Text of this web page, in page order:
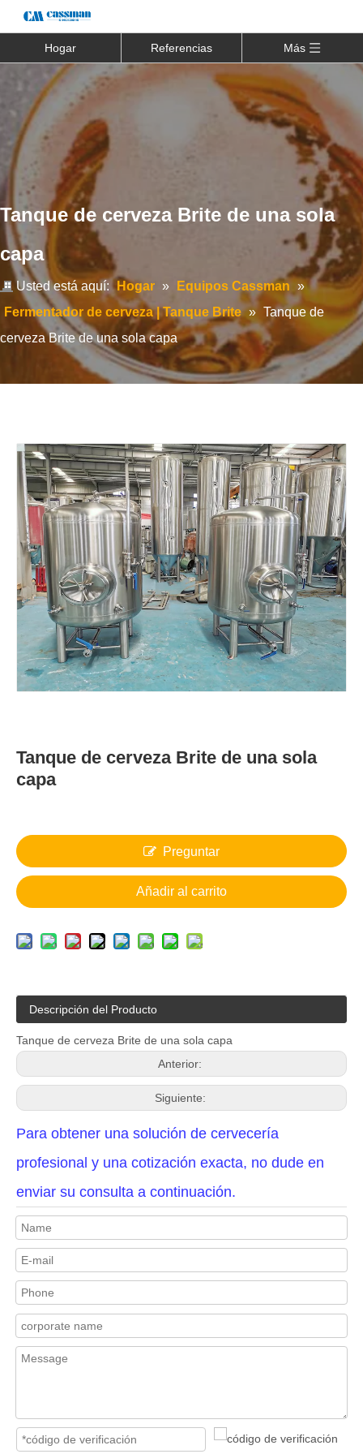
Hogar Referencias Más
Tanque de cerveza Brite de una sola
capa
Usted está aquí: Hogar » Equipos Cassman »
Fermentador de cerveza | Tanque Brite » Tanque de
cerveza Brite de una sola capa
Tanque de cerveza Brite de una sola
capa
Preguntar
Añadir al carrito
Descripción del Producto
Tanque de cerveza Brite de una sola capa
Anterior:
Siguiente:
Para obtener una solución de cervecería
profesional y una cotización exacta, no dude en
enviar su consulta a continuación.